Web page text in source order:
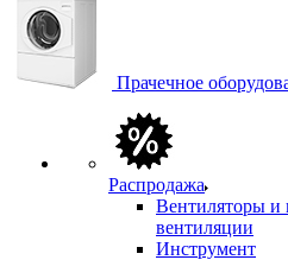
Прачечное
Распродажа
Вентиляторы и
вентиляции
Инструмент